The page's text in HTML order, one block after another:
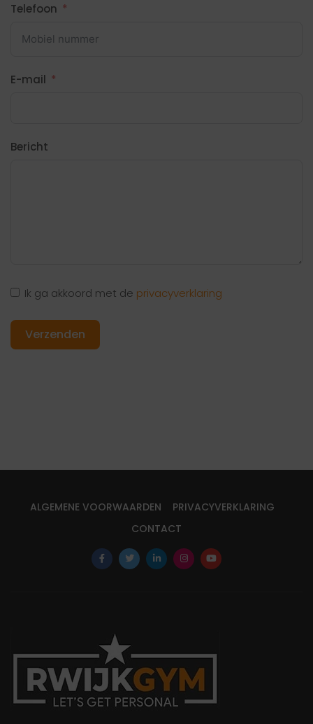
Telefoon
E-mail
Bericht
Ik ga akkoord met de privacyverklaring
Verzenden
ALGEMENE VOORWAARDEN
PRIVACYVERKLARING
CONTACT